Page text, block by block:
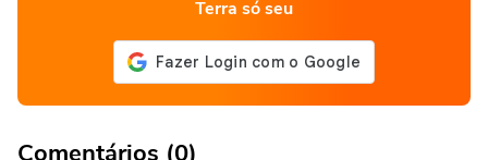
Terra só seu
Comentários (0)